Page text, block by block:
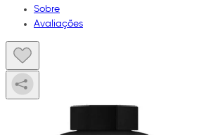
Sobre
Avaliações